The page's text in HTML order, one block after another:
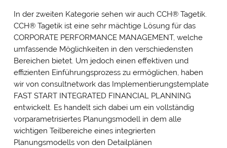
In der zweiten Kategorie sehen wir auch CCH®Tagetik.
CCH®Tagetik ist eine sehr mächtige Lösung für das
CORPORATE PERFORMANCE MANAGEMENT, welche
umfassende Möglichkeiten in den verschiedensten
Bereichen bietet. Um jedoch einen effektiven und
effizienten Einführungsprozess zu ermöglichen, haben
wir von consultnetwork das Implementierungstemplate
FAST START INTEGRATED FINANCIAL PLANNING
entwickelt. Es handelt sich dabei um ein vollständig
vorparametrisiertes Planungsmodell in dem alle
wichtigen Teilbereiche eines integrierten
Planungsmodells von den Detailplänen